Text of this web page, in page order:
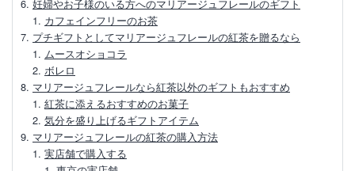
妊婦やお子様のいる方へのマリアージュフレールのギフト
カフェインフリーのお茶
プチギフトとしてマリアージュフレールの紅茶を贈るなら
ムースオショコラ
ボレロ
マリアージュフレールなら紅茶以外のギフトもおすすめ
紅茶に添えるおすすめのお菓子
気分を盛り上げるギフトアイテム
マリアージュフレールの紅茶の購入方法
実店舗で購入する